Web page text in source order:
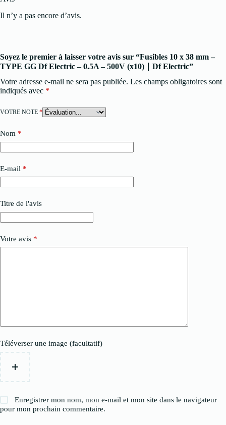
Il n’y a pas encore d’avis.
Soyez le premier à laisser votre avis sur “Fusibles 10 x 38 mm –
TYPE GG Df Electric – 0.5A – 500V (x10)｜Df Electric”
Votre adresse e-mail ne sera pas publiée. Les champs obligatoires sont
indiqués avec *
VOTRE NOTE *
Nom *
E-mail *
Titre de l'avis
Votre avis *
Téléverser une image (facultatif)
Enregistrer mon nom, mon e-mail et mon site dans le navigateur
pour mon prochain commentaire.